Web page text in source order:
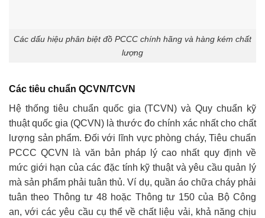
Các dấu hiệu phân biệt đồ PCCC chính hãng và hàng kém chất
lượng
Các tiêu chuẩn QCVN/TCVN
Hệ thống tiêu chuẩn quốc gia (TCVN) và Quy chuẩn kỹ
thuật quốc gia (QCVN) là thước đo chính xác nhất cho chất
lượng sản phẩm. Đối với lĩnh vực phòng cháy, Tiêu chuẩn
PCCC QCVN là văn bản pháp lý cao nhất quy định về
mức giới hạn của các đặc tính kỹ thuật và yêu cầu quản lý
mà sản phẩm phải tuân thủ. Ví dụ, quần áo chữa cháy phải
tuân theo Thông tư 48 hoặc Thông tư 150 của Bộ Công
an, với các yêu cầu cụ thể về chất liệu vải, khả năng chịu